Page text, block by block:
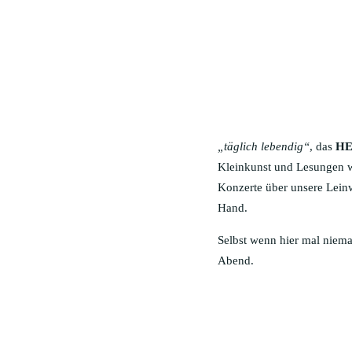
„täglich lebendig“, das
Kleinkunst und Lesungen
Konzerte über unsere
Hand.
Selbst wenn hier mal
Abend.